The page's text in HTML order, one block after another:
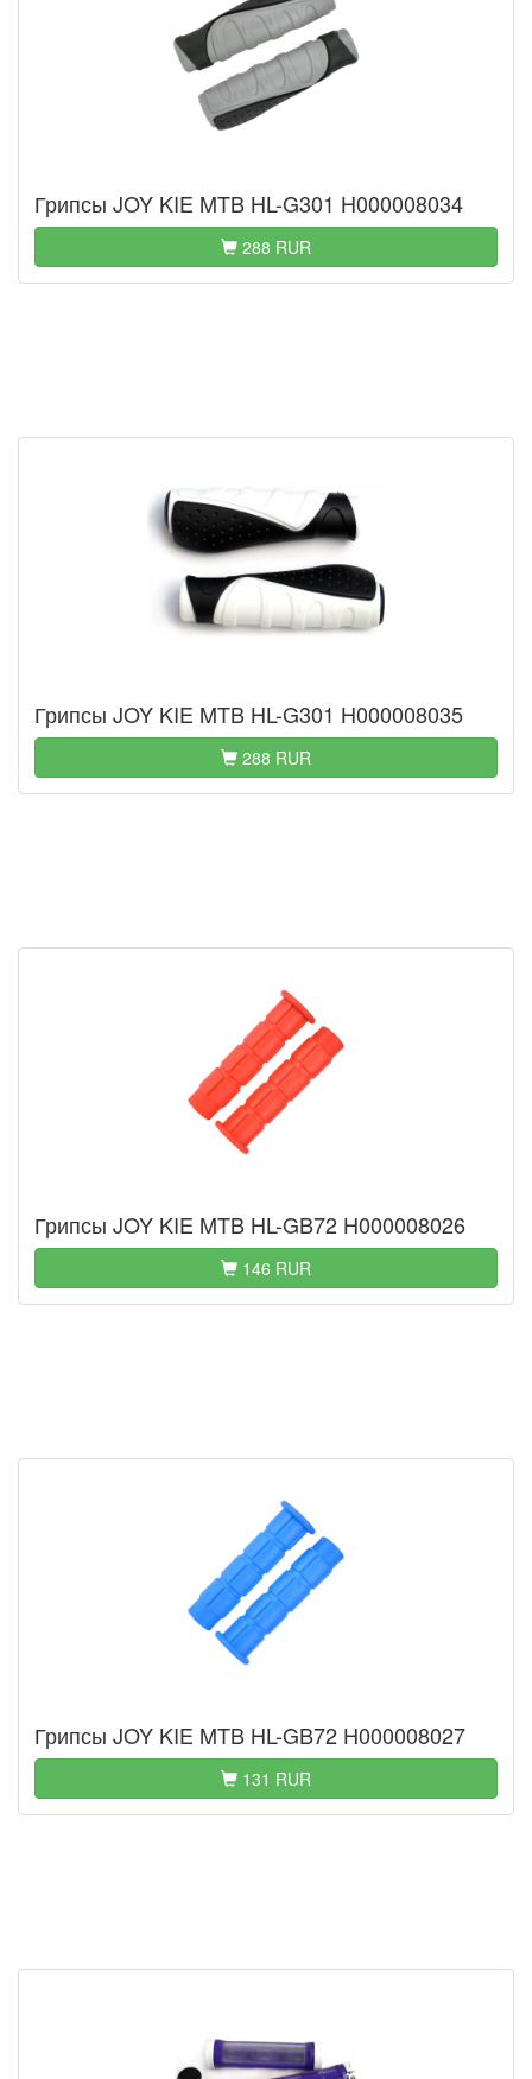
Грипсы JOY KIE MTB HL-G301 H000008034
288 RUR
Грипсы JOY KIE MTB HL-G301 H000008035
288 RUR
Грипсы JOY KIE MTB HL-GB72 H000008026
146 RUR
Грипсы JOY KIE MTB HL-GB72 H000008027
131 RUR